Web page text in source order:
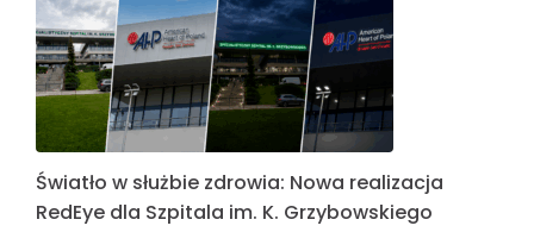
Światło w służbie zdrowia: Nowa realizacja
RedEye dla Szpitala im. K. Grzybowskiego